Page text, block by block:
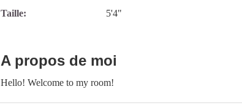
Taille: 5'4"
A propos de moi
Hello! Welcome to my room!